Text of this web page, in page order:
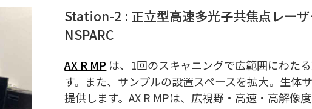
Station-2 : 正立型高速多光子共焦点レー
NSPARC
AX R MP は、1回のスキャニングで広範囲にわた
す。また、サンプルの設置スペースを拡大。生体
提供します。AX R MPは、広視野・高速・高解像